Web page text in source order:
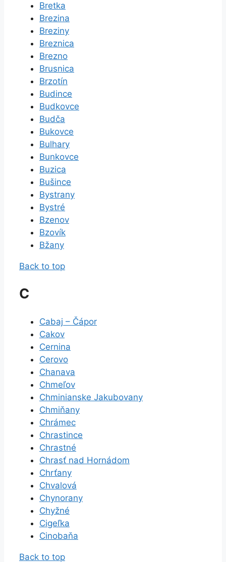
Bretka
Brezina
Breziny
Breznica
Brezno
Brusnica
Brzotín
Budince
Budkovce
Budča
Bukovce
Bulhary
Bunkovce
Buzica
Bušince
Bystrany
Bystré
Bzenov
Bzovík
Bžany
Back to top
C
Cabaj – Čápor
Cakov
Cernina
Cerovo
Chanava
Chmeľov
Chminianske Jakubovany
Chmiňany
Chrámec
Chrastince
Chrastné
Chrasť nad Hornádom
Chrťany
Chvalová
Chynorany
Chyžné
Cigeľka
Cinobaňa
Back to top